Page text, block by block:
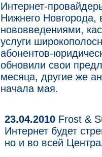
Интернет-
Нижнего Новгорода,
нововведениями,
услуги
абонентов-
обновили свои
месяца, другие же
начала мая.
23.04.2010 Frost &
Интернет будет
но и во всей